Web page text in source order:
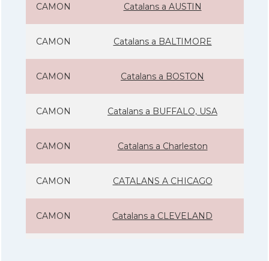
CAMON Catalans a AUSTIN
CAMON Catalans a BALTIMORE
CAMON Catalans a BOSTON
CAMON Catalans a BUFFALO, USA
CAMON Catalans a Charleston
CAMON CATALANS A CHICAGO
CAMON Catalans a CLEVELAND